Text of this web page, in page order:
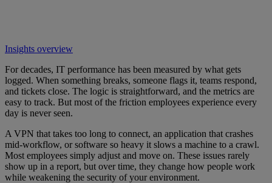
Insights overview
For decades, IT performance has been measured by what gets
logged. When something breaks, someone flags it, teams respond,
and tickets close. The logic is straightforward, and the metrics are
easy to track. But most of the friction employees experience every
day is never seen.
A VPN that takes too long to connect, an application that crashes
mid-workflow, or software so heavy it slows a machine to a crawl.
Most employees simply adjust and move on. These issues rarely
show up in a report, but over time, they change how people work
while weakening the security of your environment.